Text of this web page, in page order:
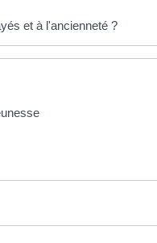
et à l'ancienneté ?